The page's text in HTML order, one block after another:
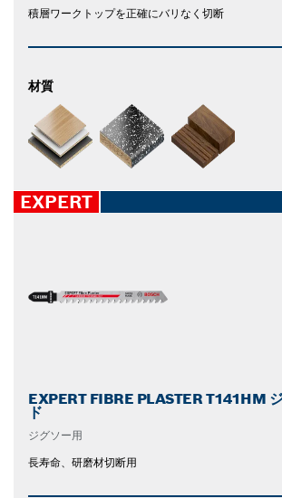
積層ワークトップを正確にバリなく切断
材質
EXPERT
EXPERT FIBRE PLASTER T141HM
ド
ジグソー用
長寿命、研磨材切断用